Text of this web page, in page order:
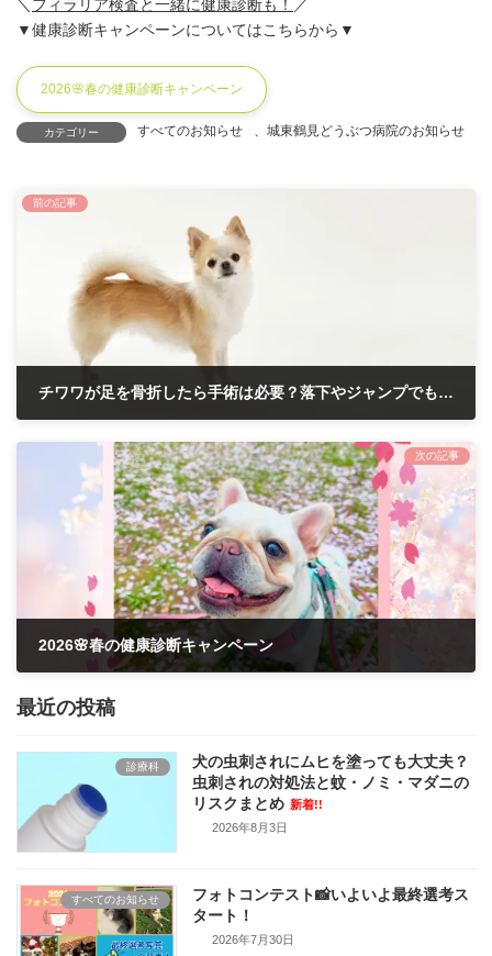
＼ フィラリア検査と一緒に健康診断も！ ／
▼健康診断キャンペーンについてはこちらから▼
2026🌸春の健康診断キャンペーン
カテゴリー すべてのお知らせ 城東鶴見どうぶつ病院のお知らせ
前の記事
チワワが足を骨折したら手術は必要？落下やジャンプでも骨折の可能性
次の記事
2026🌸春の健康診断キャンペーン
最近の投稿
診療科
犬の虫刺されにムヒを塗っても大丈夫？
虫刺されの対処法と蚊・ノミ・マダニの
リスクまとめ 新着!!
2026年8月3日
すべてのお知らせ
フォトコンテスト📸いよいよ最終選考ス
タート！
2026年7月30日